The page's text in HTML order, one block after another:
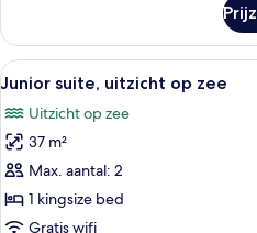
kamer
Alle
foto's
voor
Junior
suite,
uitzicht
op
5
Junior suite, uitzicht op zee
Uitzicht op zee
37 m²
Max. aantal: 2
1 kingsize bed
Gratis wifi